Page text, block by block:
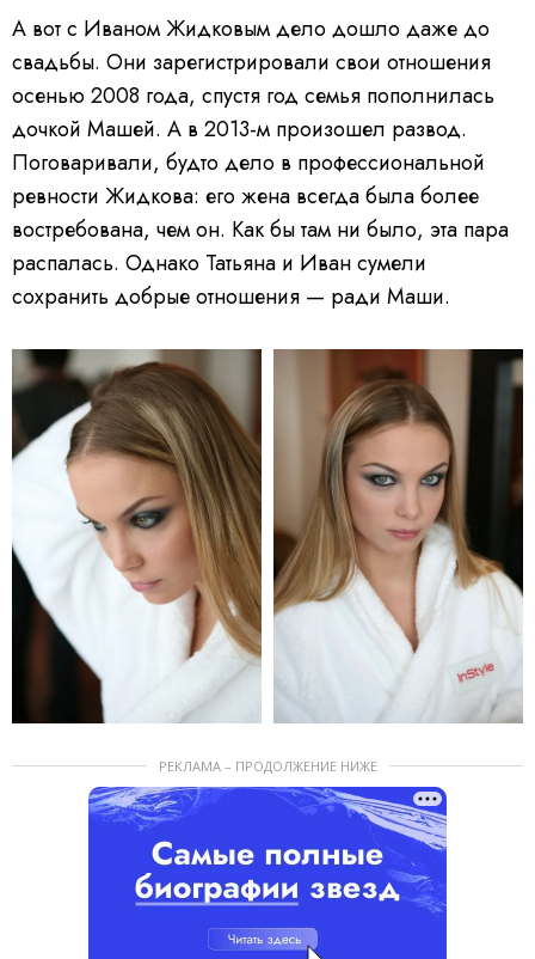
А вот с Иваном Жидковым дело дошло даже до
свадьбы. Они зарегистрировали свои отношения
осенью 2008 года, спустя год семья пополнилась
дочкой Машей. А в 2013-м произошел развод.
Поговаривали, будто дело в профессиональной
ревности Жидкова: его жена всегда была более
востребована, чем он. Как бы там ни было, эта пара
распалась. Однако Татьяна и Иван сумели
сохранить добрые отношения — ради Маши.
РЕКЛАМА – ПРОДОЛЖЕНИЕ НИЖЕ